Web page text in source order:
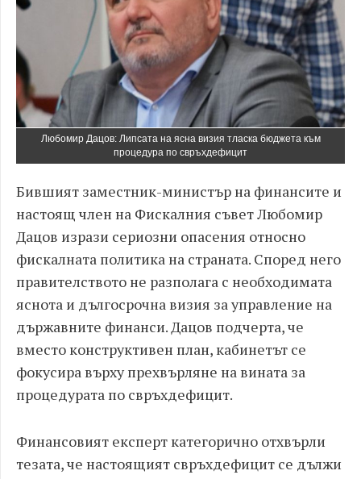
Любомир Дацов: Липсата на ясна визия тласка бюджета към
процедура по свръхдефицит
Бившият заместник-министър на финансите и
настоящ член на Фискалния съвет Любомир
Дацов изрази сериозни опасения относно
фискалната политика на страната. Според него
правителството не разполага с необходимата
яснота и дългосрочна визия за управление на
държавните финанси. Дацов подчерта, че
вместо конструктивен план, кабинетът се
фокусира върху прехвърляне на вината за
процедурата по свръхдефицит.
Финансовият експерт категорично отхвърли
тезата, че настоящият свръхдефицит се дължи